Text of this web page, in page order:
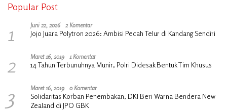
Popular Post
1 Juni 22, 2026 2 Komentar
Jojo Juara Polytron 2026: Ambisi Pecah Telur di Kandang Sendiri
2 Maret 16, 2019 1 Komentar
14 Tahun Terbunuhnya Munir, Polri Didesak Bentuk Tim Khusus
3 Maret 16, 2019 0 Komentar
Solidaritas Korban Penembakan, DKI Beri Warna Bendera New
Zealand di JPO GBK